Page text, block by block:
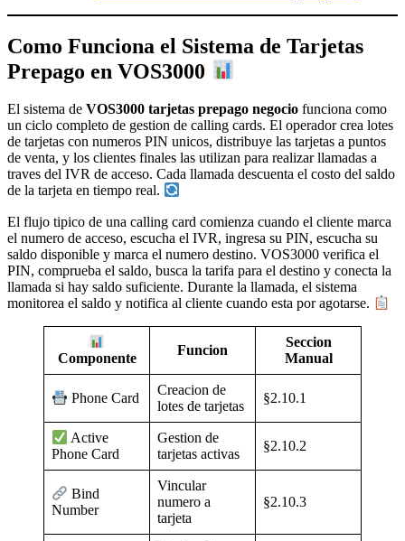
Como Funciona el Sistema de Tarjetas
Prepago en VOS3000
El sistema de VOS3000 tarjetas prepago negocio funciona como
un ciclo completo de gestion de calling cards. El operador crea lotes
de tarjetas con numeros PIN unicos, distribuye las tarjetas a puntos
de venta, y los clientes finales las utilizan para realizar llamadas a
traves del IVR de acceso. Cada llamada descuenta el costo del saldo
de la tarjeta en tiempo real.
El flujo tipico de una calling card comienza cuando el cliente marca
el numero de acceso, escucha el IVR, ingresa su PIN, escucha su
saldo disponible y marca el numero destino. VOS3000 verifica el
PIN, comprueba el saldo, busca la tarifa para el destino y conecta la
llamada si hay saldo suficiente. Durante la llamada, el sistema
monitorea el saldo y notifica al cliente cuando esta por agotarse.
Componente
Funcion
Seccion
Manual
Phone Card
Creacion de
lotes de tarjetas
§2.10.1
Active
Phone Card
Gestion de
tarjetas activas
§2.10.2
Bind
Number
Vincular
numero a
tarjeta
§2.10.3